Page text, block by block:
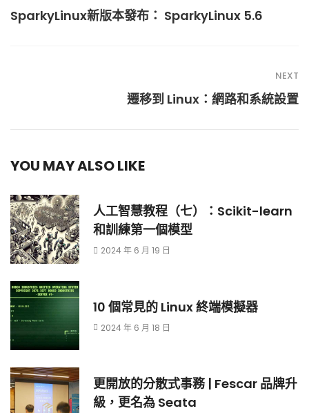
SparkyLinux新版本發布： SparkyLinux 5.6
NEXT
遷移到 Linux：網路和系統設置
YOU MAY ALSO LIKE
人工智慧教程（七）：Scikit-learn
和訓練第一個模型
2024 年 6 月 19 日
10 個常見的 Linux 終端模擬器
2024 年 6 月 18 日
更開放的分散式事務 | Fescar 品牌升
級，更名為 Seata